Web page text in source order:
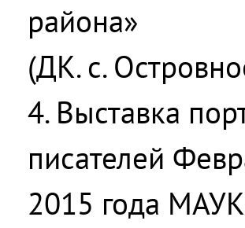
района»
(ДК. с.
4. Выставка
писателей
2015 года